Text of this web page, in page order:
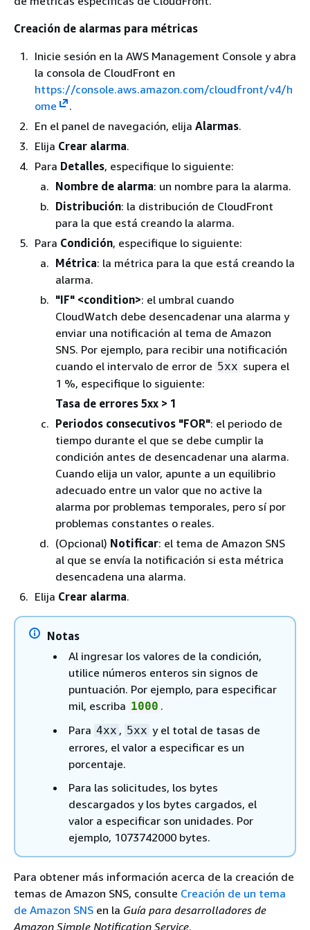
Creación de alarmas para métricas
Inicie sesión en la AWS Management Console y abra
la consola de CloudFront en
https://console.aws.amazon.com/cloudfront/v4/h
ome
.
En el panel de navegación, elija Alarmas.
Elija Crear alarma.
Para Detalles, especifique lo siguiente:
Nombre de alarma: un nombre para la alarma.
Distribución: la distribución de CloudFront
para la que está creando la alarma.
Para Condición, especifique lo siguiente:
Métrica: la métrica para la que está creando la
alarma.
"IF" <condition>: el umbral cuando
CloudWatch debe desencadenar una alarma y
enviar una notificación al tema de Amazon
SNS. Por ejemplo, para recibir una notificación
cuando el intervalo de error de 5xx supera el
1 %, especifique lo siguiente:
Tasa de errores 5xx > 1
Periodos consecutivos "FOR": el periodo de
tiempo durante el que se debe cumplir la
condición antes de desencadenar una alarma.
Cuando elija un valor, apunte a un equilibrio
adecuado entre un valor que no active la
alarma por problemas temporales, pero sí por
problemas constantes o reales.
(Opcional) Notificar: el tema de Amazon SNS
al que se envía la notificación si esta métrica
desencadena una alarma.
Elija Crear alarma.
Notas
Al ingresar los valores de la condición,
utilice números enteros sin signos de
puntuación. Por ejemplo, para especificar
mil, escriba 1000 .
Para 4xx , 5xx y el total de tasas de
errores, el valor a especificar es un
porcentaje.
Para las solicitudes, los bytes
descargados y los bytes cargados, el
valor a especificar son unidades. Por
ejemplo, 1073742000 bytes.
Para obtener más información acerca de la creación de
temas de Amazon SNS, consulte Creación de un tema
de Amazon SNS en la Guía para desarrolladores de
Amazon Simple Notification Service.